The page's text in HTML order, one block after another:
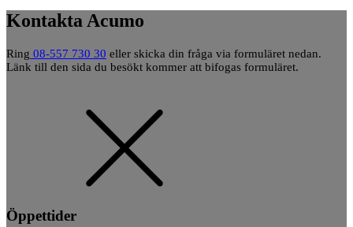
Kontakta Acumo
Ring 08-557 730 30 eller skicka din fråga via formuläret nedan.
Länk till den sida du besökt kommer att bifogas formuläret.
Öppettider